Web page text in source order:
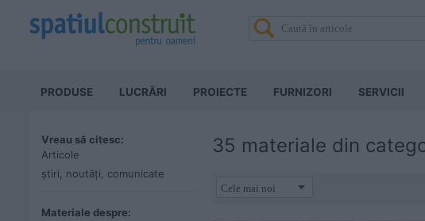
PRODUSE LUCRĂRI PROIECTE FURNIZORI SERVICII
Vreau să citesc:
Articole
știri, noutăți, comunicate
Materiale despre:
35 materiale din